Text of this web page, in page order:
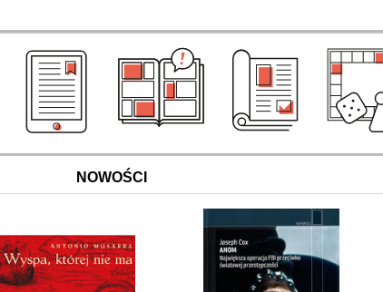
NOWOŚCI